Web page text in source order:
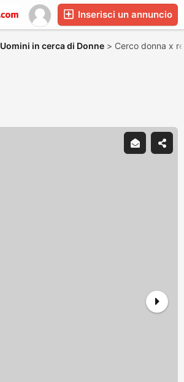
Inserisci un annuncio
Uomini in cerca di Donne > Cerco donna x